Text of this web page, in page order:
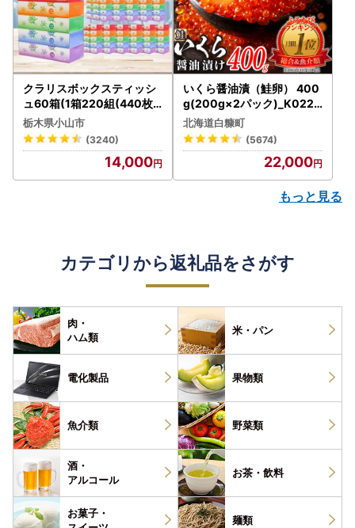
クラリスボックスティッシ
ュ60箱(1箱220組(440枚))
(5個入り×12セット)【配送
不可地域：離島・沖縄県】
【1256759】
栃木県小山市
(3240)
14,000
いくら醤油漬（鮭卵） 400
g(200g×2パック)_K022-
1676
北海道白糠町
(5674)
22,000
もっと見る
カテゴリから返礼品をさがす
肉・
ハム類
米・パン
電化製品 果物類
魚介類 野菜類
酒・
アルコール
お茶・ 飲料
お菓子・
麺類